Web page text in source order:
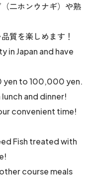
二ホンウナギ）や熟
質を楽しめます！
in Japan and have
yen to 100,000 yen.
and dinner!
convenient time!
Fish treated with
course meals